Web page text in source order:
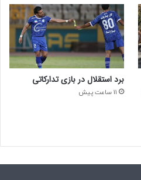
برد استقلال در بازی تدارکاتی
11 ساعت پیش